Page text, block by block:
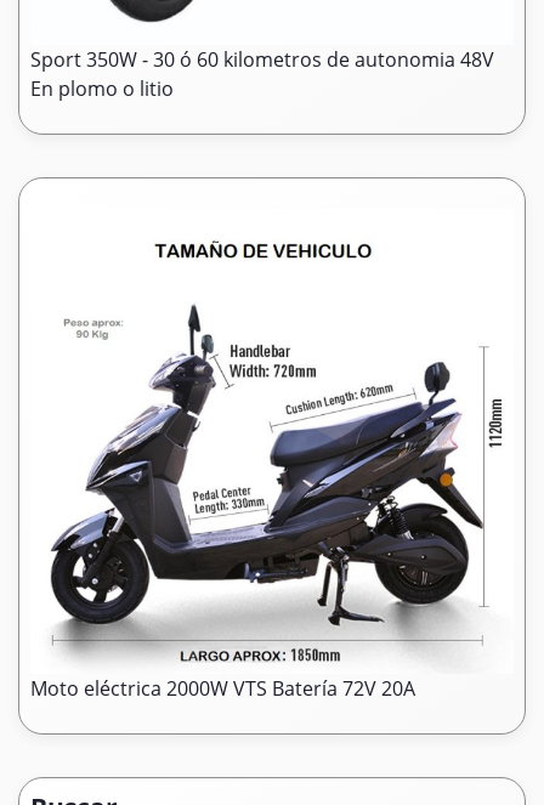
Sport 350W - 30 ó 60 kilometros de autonomia 48V
En plomo o litio
Moto eléctrica 2000W VTS Batería 72V 20A